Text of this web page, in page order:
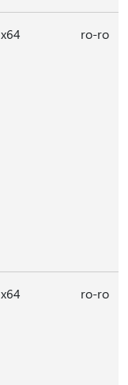
x64 ro-ro
x64 ro-ro